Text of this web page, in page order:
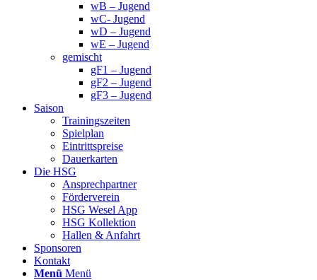
wB – Jugend
wC- Jugend
wD – Jugend
wE – Jugend
gemischt
gF1 – Jugend
gF2 – Jugend
gF3 – Jugend
Saison
Trainingszeiten
Spielplan
Eintrittspreise
Dauerkarten
Die HSG
Ansprechpartner
Förderverein
HSG Wesel App
HSG Kollektion
Hallen & Anfahrt
Sponsoren
Kontakt
Menü Menü